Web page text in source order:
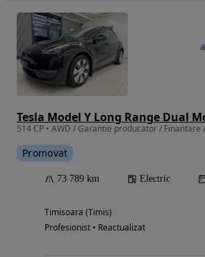
Tesla Model Y Long Range Dual
514 CP • AWD / Garantie producator / Finantare
Promovat
73 789 km Electric
Timisoara (Timis)
Profesionist • Reactualizat